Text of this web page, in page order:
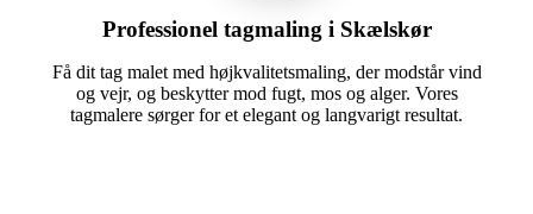
Professionel tagmaling i Skælskør
Få dit tag malet med højkvalitetsmaling, der modstår vind
og vejr, og beskytter mod fugt, mos og alger. Vores
tagmalere sørger for et elegant og langvarigt resultat.